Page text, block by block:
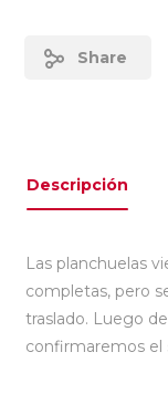
Share
Descripción
Las planchuelas
completas, pero
traslado. Luego
confirmaremos el